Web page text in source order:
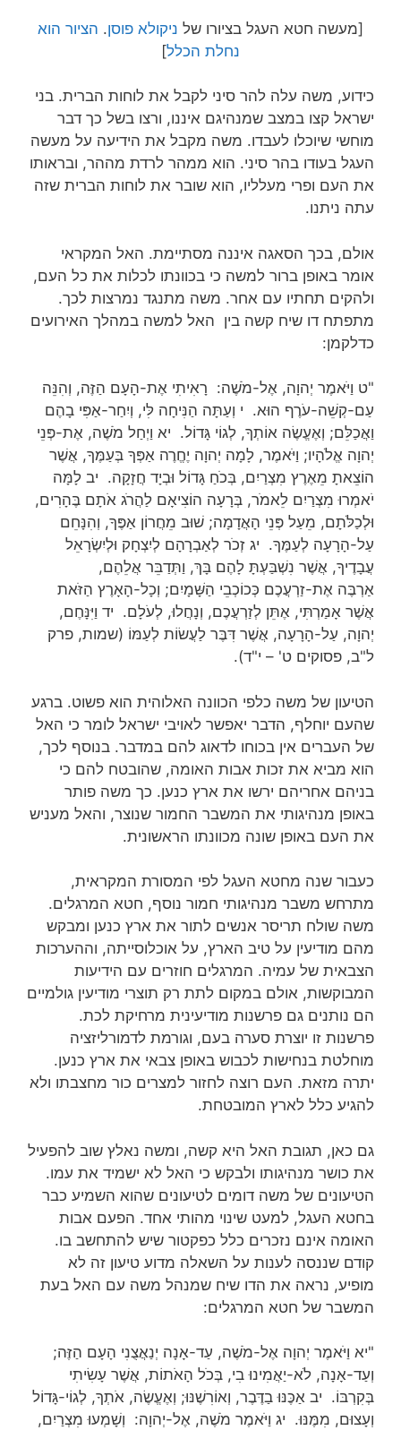
[מעשה חטא העגל בציורו של ניקולא פוסן. הציור הוא
נחלת הכלל]
כידוע, משה עלה להר סיני לקבל את לוחות הברית. בני
ישראל קצו במצב שמנהיגם איננו, ורצו בשל כך דבר
מוחשי שיוכלו לעבדו. משה מקבל את הידיעה על מעשה
העגל בעודו בהר סיני. הוא ממהר לרדת מההר, ובראותו
את העם ופרי מעלליו, הוא שובר את לוחות הברית שזה
עתה ניתנו.
אולם, בכך הסאגה איננה מסתיימת. האל המקראי
אומר באופן ברור למשה כי בכוונתו לכלות את כל העם,
ולהקים תחתיו עם אחר. משה מתנגד נמרצות לכך.
מתפתח דו שיח קשה בין האל למשה במהלך האירועים
כדלקמן:
"ט וַיֹּאמֶר יְהוָה, אֶל-מֹשֶׁה: רָאִיתִי אֶת-הָעָם הַזֶּה, וְהִנֵּה
עַם-קְשֵׁה-עֹרֶף הוּא. י וְעַתָּה הַנִּיחָה לִּי, וְיִחַר-אַפִּי בָהֶם
וַאֲכַלֵּם; וְאֶעֱשֶׂה אוֹתְךָ, לְגוֹי גָּדוֹל. יא וַיְחַל מֹשֶׁה, אֶת-פְּנֵי
יְהוָה אֱלֹהָיו; וַיֹּאמֶר, לָמָה יְהוָה יֶחֱרֶה אַפְּךָ בְּעַמֶּךָ, אֲשֶׁר
הוֹצֵאתָ מֵאֶרֶץ מִצְרַיִם, בְּכֹחַ גָּדוֹל וּבְיָד חֲזָקָה. יב לָמָּה
יֹאמְרוּ מִצְרַיִם לֵאמֹר, בְּרָעָה הוֹצִיאָם לַהֲרֹג אֹתָם בֶּהָרִים,
וּלְכַלֹּתָם, מֵעַל פְּנֵי הָאֲדָמָה; שׁוּב מֵחֲרוֹן אַפֶּךָ, וְהִנָּחֵם
עַל-הָרָעָה לְעַמֶּךָ. יג זְכֹר לְאַבְרָהָם לְיִצְחָק וּלְיִשְׂרָאֵל
עֲבָדֶיךָ, אֲשֶׁר נִשְׁבַּעְתָּ לָהֶם בָּךְ, וַתְּדַבֵּר אֲלֵהֶם,
אַרְבֶּה אֶת-זַרְעֲכֶם כְּכוֹכְבֵי הַשָּׁמָיִם; וְכָל-הָאָרֶץ הַזֹּאת
אֲשֶׁר אָמַרְתִּי, אֶתֵּן לְזַרְעֲכֶם, וְנָחֲלוּ, לְעֹלָם. יד וַיִּנָּחֶם,
יְהוָה, עַל-הָרָעָה, אֲשֶׁר דִּבֶּר לַעֲשׂוֹת לְעַמּוֹ (שמות, פרק
ל"ב, פסוקים ט' – י"ד).
הטיעון של משה כלפי הכוונה האלוהית הוא פשוט. ברגע
שהעם יוחלף, הדבר יאפשר לאויבי ישראל לומר כי האל
של העברים אין בכוחו לדאוג להם במדבר. בנוסף לכך,
הוא מביא את זכות אבות האומה, שהובטח להם כי
בניהם אחריהם ירשו את ארץ כנען. כך משה פותר
באופן מנהיגותי את המשבר החמור שנוצר, והאל מעניש
את העם באופן שונה מכוונתו הראשונית.
כעבור שנה מחטא העגל לפי המסורת המקראית,
מתרחש משבר מנהיגותי חמור נוסף, חטא המרגלים.
משה שולח תריסר אנשים לתור את ארץ כנען ומבקש
מהם מודיעין על טיב הארץ, על אוכלוסייתה, וההערכות
הצבאית של עמיה. המרגלים חוזרים עם הידיעות
המבוקשות, אולם במקום לתת רק תוצרי מודיעין גולמיים
הם נותנים גם פרשנות מודיעינית מרחיקת לכת.
פרשנות זו יוצרת סערה בעם, וגורמת לדמורליזציה
מוחלטת בנחישות לכבוש באופן צבאי את ארץ כנען.
יתרה מזאת. העם רוצה לחזור למצרים כור מחצבתו ולא
להגיע כלל לארץ המובטחת.
גם כאן, תגובת האל היא קשה, ומשה נאלץ שוב להפעיל
את כושר מנהיגותו ולבקש כי האל לא ישמיד את עמו.
הטיעונים של משה דומים לטיעונים שהוא השמיע כבר
בחטא העגל, למעט שינוי מהותי אחד. הפעם אבות
האומה אינם נזכרים כלל כפקטור שיש להתחשב בו.
קודם שננסה לענות על השאלה מדוע טיעון זה לא
מופיע, נראה את הדו שיח שמנהל משה עם האל בעת
המשבר של חטא המרגלים:
"יא וַיֹּאמֶר יְהוָה אֶל-מֹשֶׁה, עַד-אָנָה יְנַאֲצֻנִי הָעָם הַזֶּה;
וְעַד-אָנָה, לֹא-יַאֲמִינוּ בִי, בְּכֹל הָאֹתוֹת, אֲשֶׁר עָשִׂיתִי
בְּקִרְבּוֹ. יב אַכֶּנּוּ בַדֶּבֶר, וְאוֹרִשֶׁנּוּ; וְאֶעֱשֶׂה, אֹתְךָ, לְגוֹי-גָּדוֹל
וְעָצוּם, מִמֶּנּוּ. יג וַיֹּאמֶר מֹשֶׁה, אֶל-יְהוָה: וְשָׁמְעוּ מִצְרַיִם,